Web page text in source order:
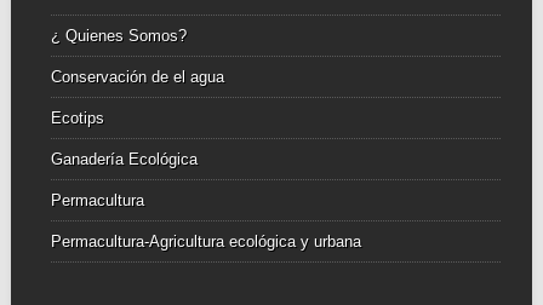
¿ Quienes Somos?
Conservación de el agua
Ecotips
Ganadería Ecológica
Permacultura
Permacultura-Agricultura ecológica y urbana